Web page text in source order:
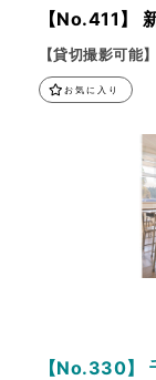
【No.411】
【貸切撮影可能
お気に入り
【No.330】